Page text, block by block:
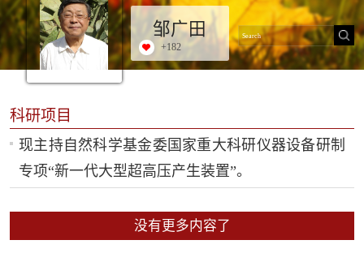
邹广田
+182
科研项目
现主持自然科学基金委国家重大科研仪器设备研制
专项“新一代大型超高压产生装置”。
没有更多内容了